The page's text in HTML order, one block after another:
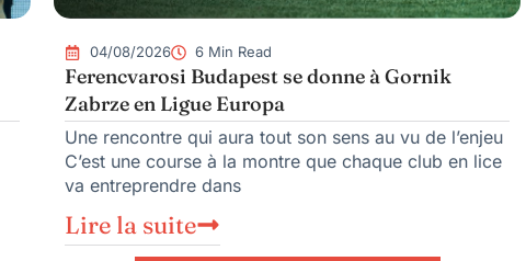
04/08/2026 6 Min Read
Ferencvarosi Budapest se donne à Gornik
Zabrze en Ligue Europa
Une rencontre qui aura tout son sens au vu de l’enjeu
C’est une course à la montre que chaque club en lice
va entreprendre dans
Lire la suite